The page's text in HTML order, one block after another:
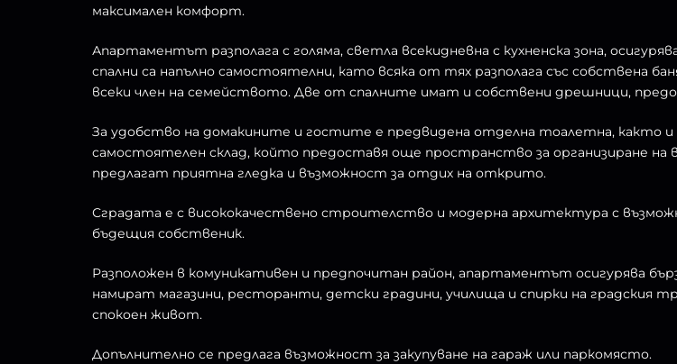
максимален комфорт.
Апартаментът разполага с голяма, светла всекидневна с кухненска зона,
спални са напълно самостоятелни, като всяка от тях разполага със собствена
всеки член на семейството. Две от спалните имат и собствени дрешници,
За удобство на домакините и гостите е предвидена отделна тоалетна, както
самостоятелен склад, който предоставя още пространство за организиране
предлагат приятна гледка и възможност за отдих на открито.
Сградата е с висококачествено строителство и модерна архитектура с
бъдещия собственик.
Разположен в комуникативен и предпочитан район, апартаментът осигурява
намират магазини, ресторанти, детски градини, училища и спирки на
спокоен живот.
Допълнително се предлага възможност за закупуване на гараж или паркомясто.